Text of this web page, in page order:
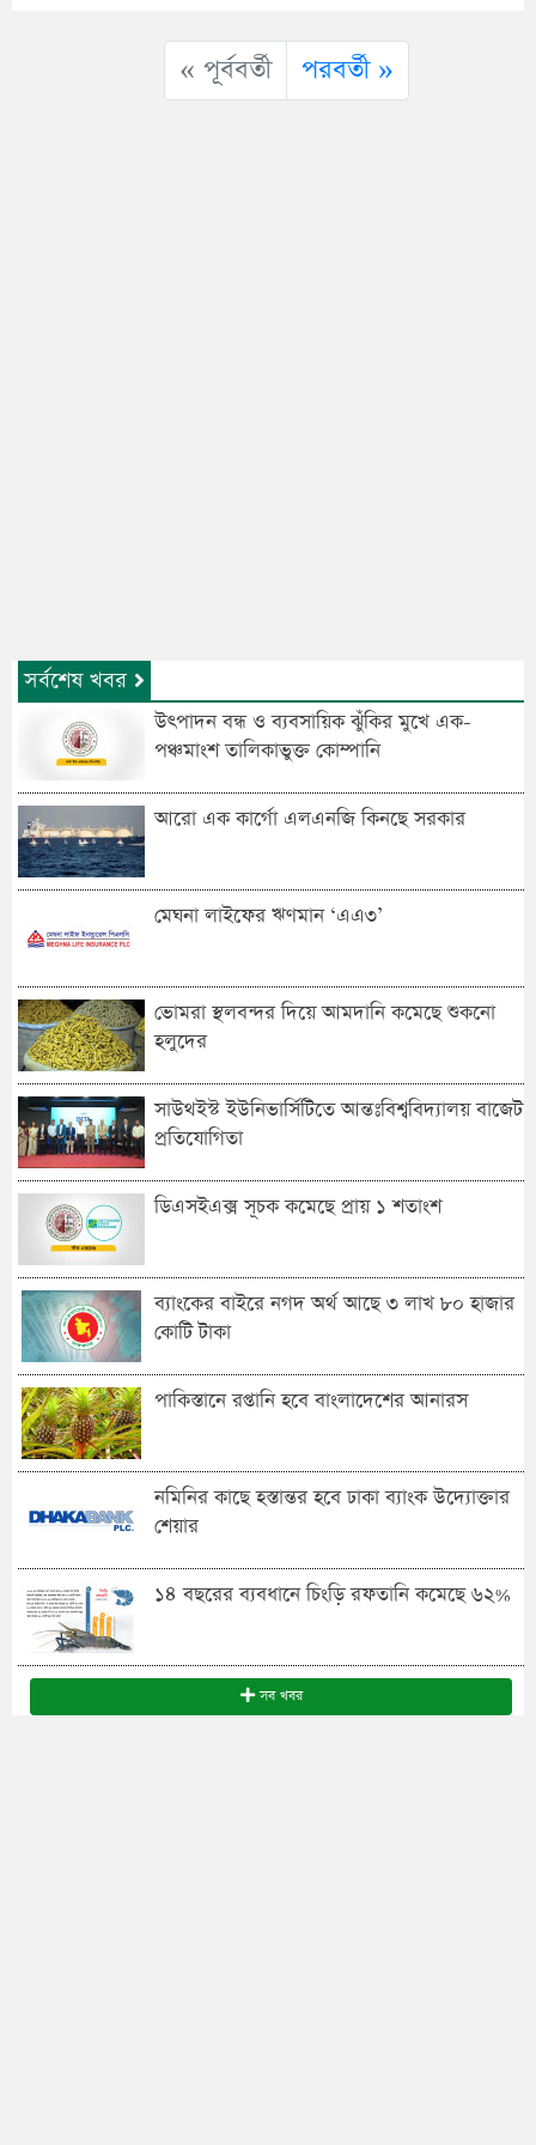
« পূর্ববর্তী পরবর্তী »
সর্বশেষ খবর
উৎপাদন বন্ধ ও ব্যবসায়িক ঝুঁকির মুখে এক-
পঞ্চমাংশ তালিকাভুক্ত কোম্পানি
আরো এক কার্গো এলএনজি কিনছে সরকার
মেঘনা লাইফের ঋণমান ‘‌এএ৩’
ভোমরা স্থলবন্দ‌র দিয়ে আমদা‌নি ক‌মে‌ছে শুকনো
হলুদের
সাউথইস্ট ইউনিভার্সিটিতে আন্তঃবিশ্ববিদ্যালয় বাজেট
প্রতিযোগিতা
ডিএসইএক্স সূচক কমেছে প্রায় ১ শতাংশ
ব্যাংকের বাইরে নগদ অর্থ আছে ৩ লাখ ৮০ হাজার
কোটি টাকা
পাকিস্তানে রপ্তানি হবে বাংলাদেশের আনারস
নমিনির কাছে হস্তান্তর হবে ঢাকা ব্যাংক উদ্যোক্তার
শেয়ার
১৪ বছরের ব্যবধানে চিংড়ি রফতানি কমেছে ৬২%
সব খবর